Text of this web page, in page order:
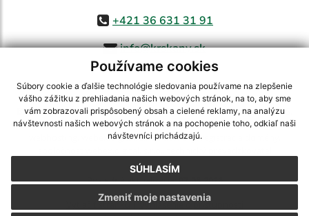
Používame cookies
Súbory cookie a ďalšie technológie sledovania používame na zlepšenie
vášho zážitku z prehliadania našich webových stránok, na to, aby sme
vám zobrazovali prispôsobený obsah a cielené reklamy, na analýzu
návštevnosti našich webových stránok a na pochopenie toho, odkiaľ naši
návštevníci prichádzajú.
SÚHLASÍM
Zmeniť moje nastavenia
+421 36 631 31 91
info@krskany.sk
využite možnosť získavania aktuálnych informácií s využitím RSS
CMS systém (redakčný) systém ECHELON 2,Mapa stránok,web portál
webex.digital, s.r.o.,domény,registrácia domény
Posledná aktualizácia:07.08.2026
Vytlačiť stránku|Vyhlásenie o prístupnosti